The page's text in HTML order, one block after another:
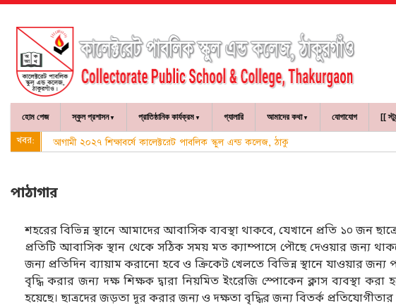
হোম পেজ স্কুল প্রশাসন প্রাতিষ্ঠানিক কার্যক্রম গ্যালারি আমাদের কথা যোগাযোগ [[
খবর: আগামী ২০২৭ শিক্ষাবর্ষে কালেক্টরেট পাবলিক স্কুল এন্ড কলেজ, ঠাকুরগাঁও-এ
পাঠাগার
শহরের বিভিন্ন স্থানে আমাদের আবাসিক ব্যবস্থা থাকবে, যেখানে প্রতি ১০ জন
প্রতিটি আবাসিক স্থান থেকে সঠিক সময় মত ক্যাম্পাসে পৌছে দেওয়ার জন্য
জন্য প্রতিদিন ব্যায়াম করানো হবে ও ক্রিকেট খেলতে বিভিন্ন স্থানে যাওয়ার
বৃদ্ধি করার জন্য দক্ষ শিক্ষক দ্বারা নিয়মিত ইংরেজি স্পোকেন ক্লাস ব্যবস্থা করা
হয়েছে। ছাত্রদের জড়তা দূর করার জন্য ও দক্ষতা বৃদ্ধির জন্য বিতর্ক